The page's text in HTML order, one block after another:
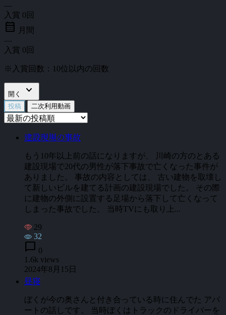
—
入賞 0 回
calendar_month
月間
—
入賞 0 回
※入賞回数：10位以内の回数
開く expand_more
投稿 二次利用動画
建設現場の事故
もう10年以上前の話になりますが、 川崎の方のとある
建設現場で20代の男性が落下事故で亡くなった事件が
ありました。 事故の内容としては、 古い建物を取壊し
て新しいビルを建てる計画の建設現場でした。 その際
に建物の外側に設置する足場から落下して亡くなって
しまった事故でした。 当時TVにも取り上...
29
32
chat_bubble 0
1.6k views
2024年8月15日
昼寝
ぼくが今の奥さんと付き合っている時に住んでた アパ
ートの話しです。 当時ぼくはトラックのドライバーを